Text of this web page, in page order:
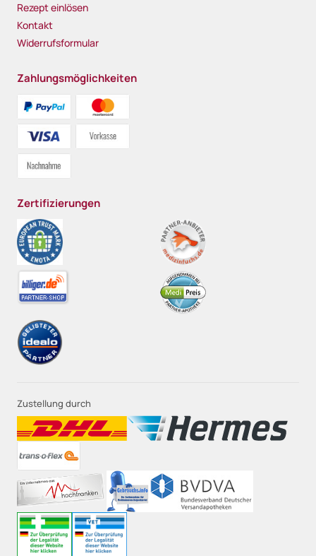
Rezept einlösen
Kontakt
Widerrufsformular
Zahlungsmöglichkeiten
Zertifizierungen
Zustellung durch